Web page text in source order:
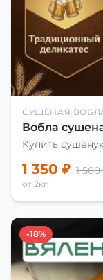
СУШЁНАЯ
Вобла
Купить
1 350 ₽ 1 500
от 2кг
-18%